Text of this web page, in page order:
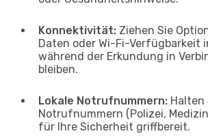
Konnektivität: Ziehen Sie
Daten oder Wi-Fi-Verfügbarkeit
während der Erkundung in
bleiben.
Lokale Notrufnummern: Halten
Notrufnummern (Polizei,
für Ihre Sicherheit griffbereit.